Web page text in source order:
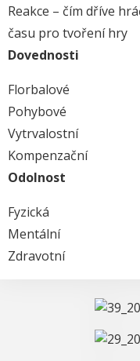
Reakce – čím dříve
času pro tvoření hry
Dovednosti
Florbalové
Pohybové
Vytrvalostní
Kompenzační
Odolnost
Fyzická
Mentální
Zdravotní